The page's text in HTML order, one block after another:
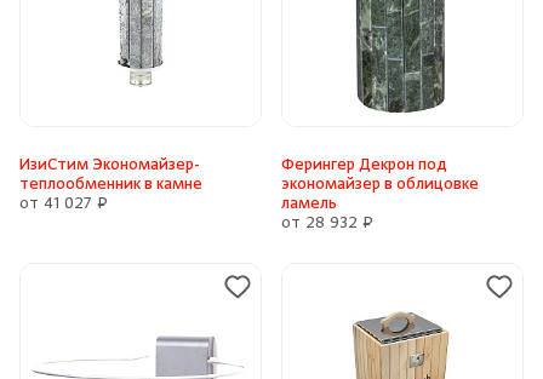
ИзиСтим Экономайзер-
теплообменник в камне
от 41 027 ₽
Ферингер Декрон под
экономайзер в облицовке
ламель
от 28 932 ₽